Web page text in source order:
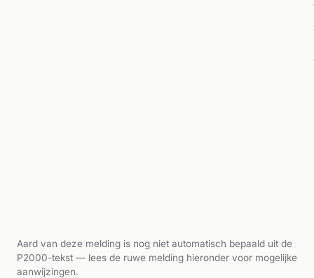
Aard van deze melding is nog niet automatisch bepaald uit de
P2000-tekst — lees de ruwe melding hieronder voor mogelijke
aanwijzingen.